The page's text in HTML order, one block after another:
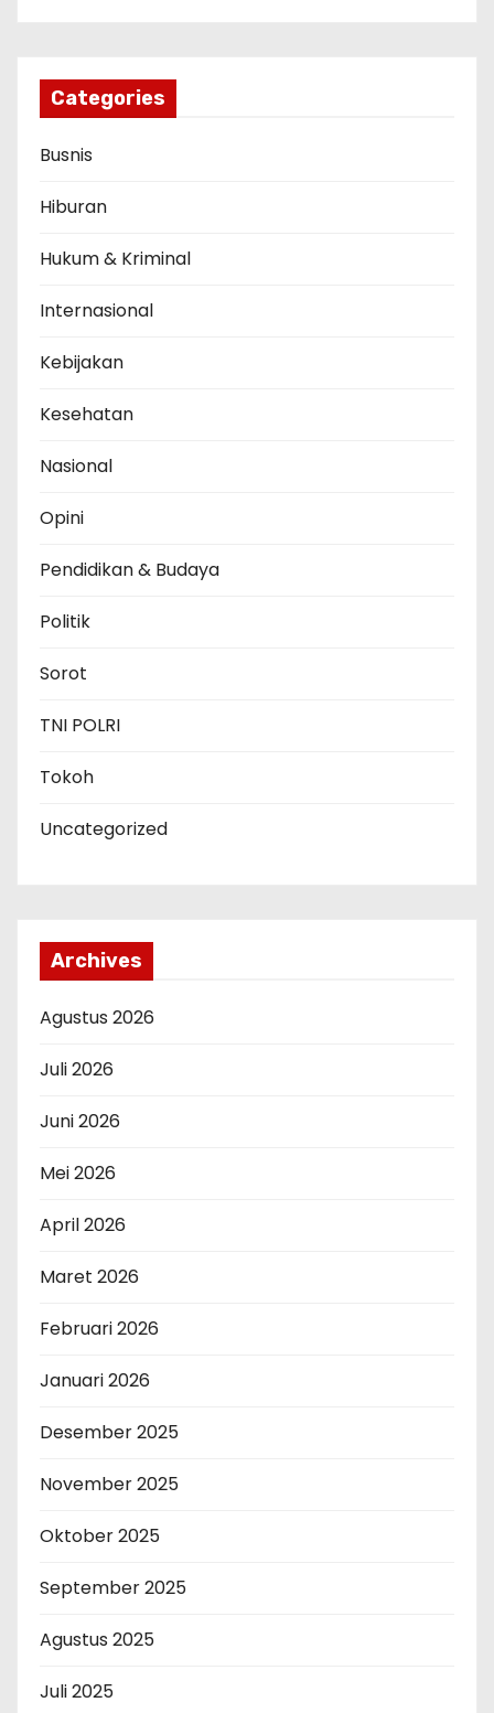
Categories
Busnis
Hiburan
Hukum & Kriminal
Internasional
Kebijakan
Kesehatan
Nasional
Opini
Pendidikan & Budaya
Politik
Sorot
TNI POLRI
Tokoh
Uncategorized
Archives
Agustus 2026
Juli 2026
Juni 2026
Mei 2026
April 2026
Maret 2026
Februari 2026
Januari 2026
Desember 2025
November 2025
Oktober 2025
September 2025
Agustus 2025
Juli 2025